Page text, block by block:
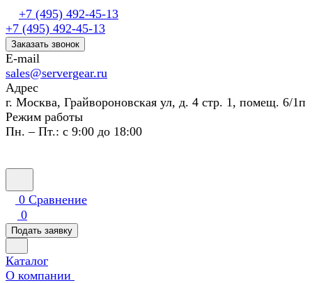
+7 (495) 492-45-13
+7 (495) 492-45-13
Заказать звонок
E-mail
sales@servergear.ru
Адрес
г. Москва, Грайвороновская ул, д. 4 стр. 1, помещ. 6/1п
Режим работы
Пн. – Пт.: с 9:00 до 18:00
0 Сравнение
0
Подать заявку
Каталог
О компании